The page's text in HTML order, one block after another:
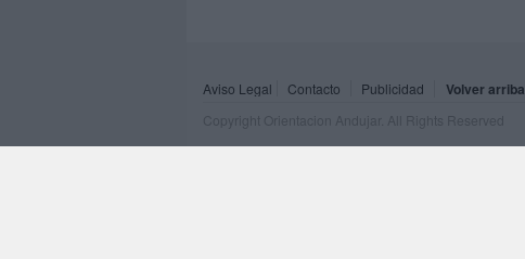
Aviso Legal Contacto Publicidad Volver arriba